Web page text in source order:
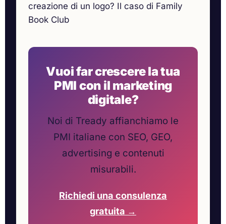
creazione di un logo? Il caso di Family
Book Club
Vuoi far crescere la tua
PMI con il marketing
digitale?
Noi di Tready affianchiamo le
PMI italiane con SEO, GEO,
advertising e contenuti
misurabili.
Richiedi una consulenza
gratuita →